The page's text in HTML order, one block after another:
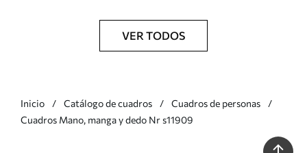
VER TODOS
Inicio Catálogo de cuadros
Cuadros de personas
Cuadros Mano, manga y dedo Nr s11909